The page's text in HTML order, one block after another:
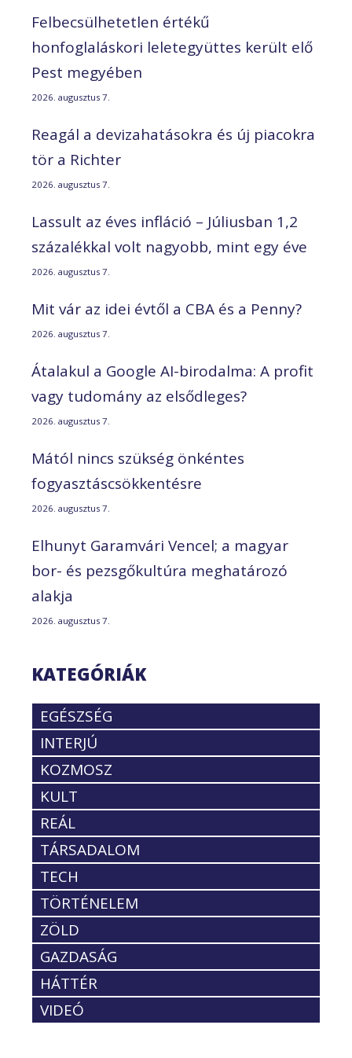
Felbecsülhetetlen értékű
honfoglaláskori leletegyüttes került elő
Pest megyében
2026. augusztus 7.
Reagál a devizahatásokra és új piacokra
tör a Richter
2026. augusztus 7.
Lassult az éves infláció – Júliusban 1,2
százalékkal volt nagyobb, mint egy éve
2026. augusztus 7.
Mit vár az idei évtől a CBA és a Penny?
2026. augusztus 7.
Átalakul a Google AI-birodalma: A profit
vagy tudomány az elsődleges?
2026. augusztus 7.
Mától nincs szükség önkéntes
fogyasztáscsökkentésre
2026. augusztus 7.
Elhunyt Garamvári Vencel; a magyar
bor- és pezsgőkultúra meghatározó
alakja
2026. augusztus 7.
KATEGÓRIÁK
EGÉSZSÉG
INTERJÚ
KOZMOSZ
KULT
REÁL
TÁRSADALOM
TECH
TÖRTÉNELEM
ZÖLD
GAZDASÁG
HÁTTÉR
VIDEÓ